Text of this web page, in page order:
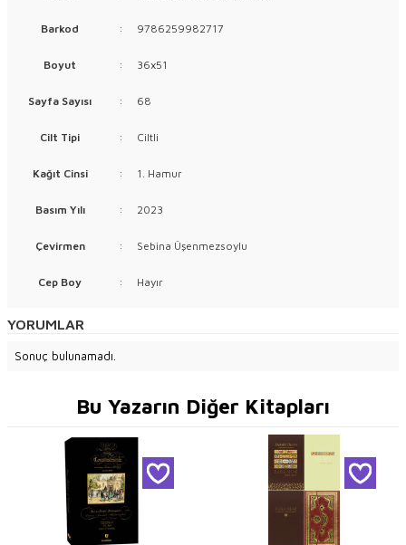
Barkod : 9786259982717
Boyut : 36x51
Sayfa Sayısı : 68
Cilt Tipi : Ciltli
Kağıt Cinsi : 1. Hamur
Basım Yılı : 2023
Çevirmen : Sebina Üşenmezsoylu
Cep Boy : Hayır
YORUMLAR
Sonuç bulunamadı.
Bu Yazarın Diğer Kitapları